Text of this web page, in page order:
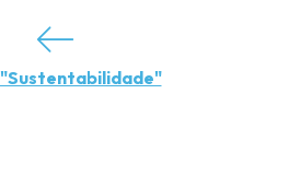
"Sustentabilidade"